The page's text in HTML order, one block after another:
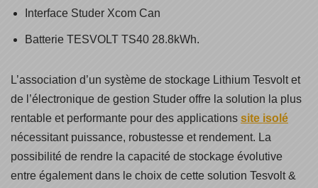
Interface Studer Xcom Can
Batterie TESVOLT TS40 28.8kWh.
L’association d’un système de stockage Lithium Tesvolt et
de l’électronique de gestion Studer offre la solution la plus
rentable et performante pour des applications site isolé
nécessitant puissance, robustesse et rendement. La
possibilité de rendre la capacité de stockage évolutive
entre également dans le choix de cette solution Tesvolt &